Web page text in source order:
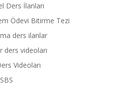
Ders İlanları
Ödevi Bitirme Tezi
ders ilanlar
ders videoları
Videoları
SBS